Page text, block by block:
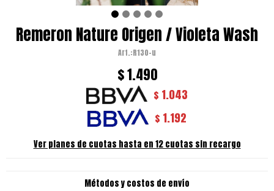
Remeron Nature Origen / Violeta Wash
R130-u
$1.490
$ 1.043
$ 1.192
Ver planes de cuotas hasta en 12 cuotas sin recargo
Métodos y costos de envío